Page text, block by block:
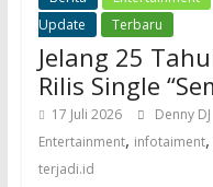
Update
Terbaru
Jelang 25
Rilis Single
17 Juli 2026 Denny DJ
Entertainment, infotaiment,
terjadi.id